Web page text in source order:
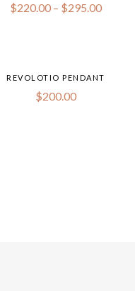
$220.00 – $295.00
REVOLOTIO PENDANT
$200.00